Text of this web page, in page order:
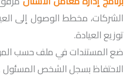
الشركات، مخطط الوصول إلى
توزيع العيادة.
ضع المستندات في ملف حسب
الاحتفاظ بسجل الشخص المسئول